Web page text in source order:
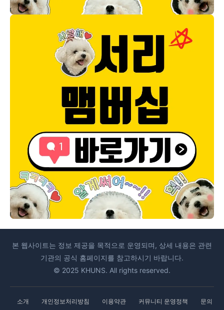
본 웹사이트는 정보 제공을 목적으로 운영되며, 상세 내용은 관련
기관의 공식 홈페이지를 참고하시기 바랍니다.
© 2025 KHUNS. All rights reserved.
소개 개인정보처리방침 이용약관 커뮤니티 운영정책
문의